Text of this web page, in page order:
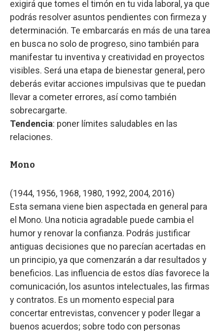
exigirá que tomes el timón en tu vida laboral, ya que
podrás resolver asuntos pendientes con firmeza y
determinación. Te embarcarás en más de una tarea
en busca no solo de progreso, sino también para
manifestar tu inventiva y creatividad en proyectos
visibles. Será una etapa de bienestar general, pero
deberás evitar acciones impulsivas que te puedan
llevar a cometer errores, así como también
sobrecargarte.
Tendencia: poner límites saludables en las
relaciones.
Mono
(1944, 1956, 1968, 1980, 1992, 2004, 2016)
Esta semana viene bien aspectada en general para
el Mono. Una noticia agradable puede cambia el
humor y renovar la confianza. Podrás justificar
antiguas decisiones que no parecían acertadas en
un principio, ya que comenzarán a dar resultados y
beneficios. Las influencia de estos días favorece la
comunicación, los asuntos intelectuales, las firmas
y contratos. Es un momento especial para
concertar entrevistas, convencer y poder llegar a
buenos acuerdos; sobre todo con personas